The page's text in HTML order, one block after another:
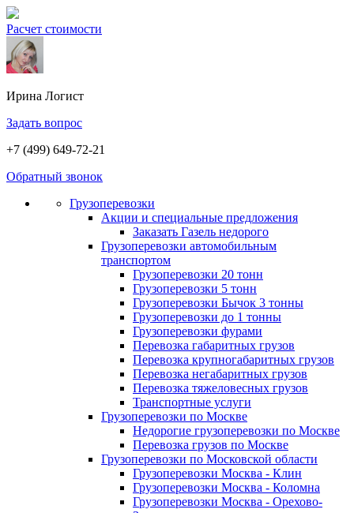
Расчет стоимости
Ирина Логист
Задать вопрос
+7 (499) 649-72-21
Обратный звонок
Грузоперевозки
Акции и специальные предложения
Заказать Газель недорого
Грузоперевозки автомобильным
транспортом
Грузоперевозки 20 тонн
Грузоперевозки 5 тонн
Грузоперевозки Бычок 3 тонны
Грузоперевозки до 1 тонны
Грузоперевозки фурами
Перевозка габаритных грузов
Перевозка крупногабаритных грузов
Перевозка негабаритных грузов
Перевозка тяжеловесных грузов
Транспортные услуги
Грузоперевозки по Москве
Недорогие грузоперевозки по Москве
Перевозка грузов по Москве
Грузоперевозки по Московской области
Грузоперевозки Москва - Клин
Грузоперевозки Москва - Коломна
Грузоперевозки Москва - Орехово-